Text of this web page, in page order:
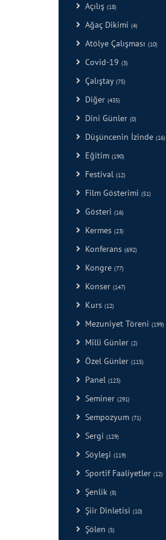
Açılış (18)
Ağaç Dikimi (4)
Atölye Çalışması (10)
Covid-19 (3)
Çalıştay (75)
Diğer (435)
Dini Günler (0)
Düşüncenin İzinde (16)
Eğitim (190)
Festival (12)
Film Gösterimi (51)
Gösteri (16)
Kermes (23)
Konferans (692)
Kongre (77)
Konser (147)
Kurs (12)
Mezuniyet Töreni (199)
Milli Günler (2)
Özel Günler (115)
Panel (123)
Seminer (291)
Sempozyum (71)
Sergi (129)
Söyleşi (119)
Sportif Faaliyetler (12)
Şenlik (8)
Şiir Dinletisi (10)
Şölen (5)